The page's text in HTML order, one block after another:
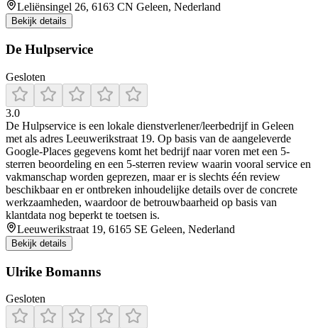
Leliënsingel 26, 6163 CN Geleen, Nederland
Bekijk details
De Hulpservice
Gesloten
3.0
De Hulpservice is een lokale dienstverlener/leerbedrijf in Geleen
met als adres Leeuwerikstraat 19. Op basis van de aangeleverde
Google-Places gegevens komt het bedrijf naar voren met een 5-
sterren beoordeling en een 5-sterren review waarin vooral service en
vakmanschap worden geprezen, maar er is slechts één review
beschikbaar en er ontbreken inhoudelijke details over de concrete
werkzaamheden, waardoor de betrouwbaarheid op basis van
klantdata nog beperkt te toetsen is.
Leeuwerikstraat 19, 6165 SE Geleen, Nederland
Bekijk details
Ulrike Bomanns
Gesloten